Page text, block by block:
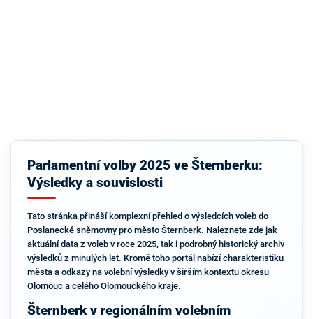
Parlamentní volby 2025 ve Šternberku:
Výsledky a souvislosti
Tato stránka přináší komplexní přehled o výsledcích voleb do
Poslanecké sněmovny pro město Šternberk. Naleznete zde jak
aktuální data z voleb v roce 2025, tak i podrobný historický archiv
výsledků z minulých let. Kromě toho portál nabízí charakteristiku
města a odkazy na volební výsledky v širším kontextu okresu
Olomouc a celého Olomouckého kraje.
Šternberk v regionálním volebním